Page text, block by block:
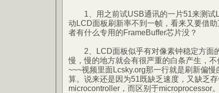
1、用之前试USB通讯的一片51来测试
动LCD面板刷新率不到一帧，看来又要借
者有什么专用的FrameBuffer芯片没？
2、LCD面板似乎有对像素钟稳定方面
慢，慢的地方就会有很严重的白条产生，
~~~视频里面Lcsky.org那一行就是刷新偏
算。说来还是因为51既缺乏速度，又缺乏
microcontroller，而区别于microprocessor